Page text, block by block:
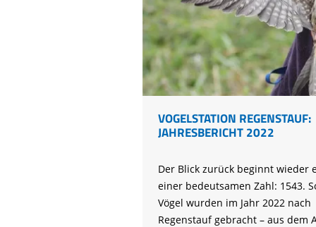
Regenstauf
VOGELSTATION REGENSTAUF:
JAHRESBERICHT 2022
Der Blick zurück beginnt wieder
einer bedeutsamen Zahl: 1543.
Vögel wurden im Jahr 2022 nach
Regenstauf gebracht – aus dem